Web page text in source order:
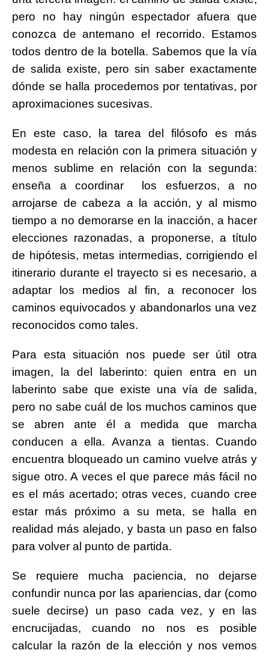
pero no hay ningún espectador afuera que
conozca de antemano el recorrido. Estamos
todos dentro de la botella. Sabemos que la vía
de salida existe, pero sin saber exactamente
dónde se halla procedemos por tentativas, por
aproximaciones sucesivas.
En este caso, la tarea del filósofo es más
modesta en relación con la primera situación y
menos sublime en relación con la segunda:
enseña a coordinar los esfuerzos, a no
arrojarse de cabeza a la acción, y al mismo
tiempo a no demorarse en la inacción, a hacer
elecciones razonadas, a proponerse, a título
de hipótesis, metas intermedias, corrigiendo el
itinerario durante el trayecto si es necesario, a
adaptar los medios al fin, a reconocer los
caminos equivocados y abandonarlos una vez
reconocidos como tales.
Para esta situación nos puede ser útil otra
imagen, la del laberinto: quien entra en un
laberinto sabe que existe una vía de salida,
pero no sabe cuál de los muchos caminos que
se abren ante él a medida que marcha
conducen a ella. Avanza a tientas. Cuando
encuentra bloqueado un camino vuelve atrás y
sigue otro. A veces el que parece más fácil no
es el más acertado; otras veces, cuando cree
estar más próximo a su meta, se halla en
realidad más alejado, y basta un paso en falso
para volver al punto de partida.
Se requiere mucha paciencia, no dejarse
confundir nunca por las apariencias, dar (como
suele decirse) un paso cada vez, y en las
encrucijadas, cuando no nos es posible
calcular la razón de la elección y nos vemos